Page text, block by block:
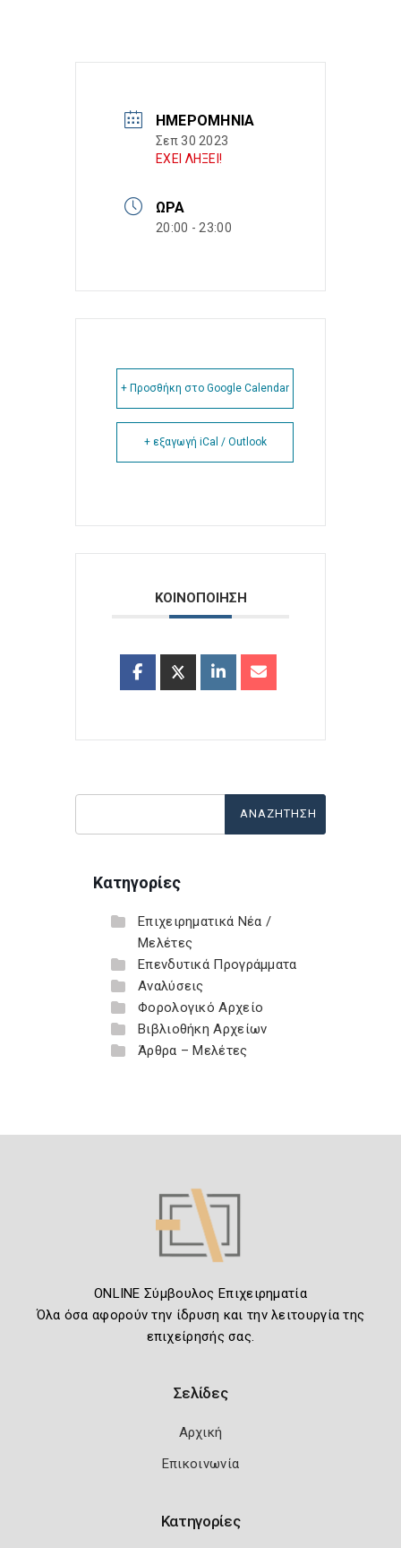
ΗΜΕΡΟΜΗΝΊΑ
Σεπ 30 2023
ΕΧΕΙ ΛΗΞΕΙ!
ΏΡΑ
20:00 - 23:00
+ Προσθήκη στο Google Calendar
+ εξαγωγή iCal / Outlook
ΚΟΙΝΟΠΟΙΗΣΗ
Κατηγορίες
Επιχειρηματικά Νέα /
Μελέτες
Επενδυτικά Προγράμματα
Αναλύσεις
Φορολογικό Αρχείο
Βιβλιοθήκη Αρχείων
Άρθρα – Μελέτες
ONLINE Σύμβουλος Επιχειρηματία
Όλα όσα αφορούν την ίδρυση και την λειτουργία της
επιχείρησής σας.
Σελίδες
Αρχική
Επικοινωνία
Κατηγορίες